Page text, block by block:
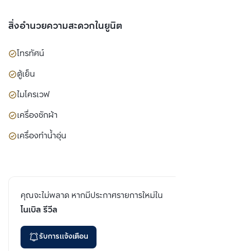
สิ่งอำนวยความสะดวกในยูนิต
โทรทัศน์
ตู้เย็น
ไมโครเวฟ
เครื่องซักผ้า
เครื่องทำน้ำอุ่น
คุณจะไม่พลาด หากมีประกาศรายการใหม่ใน
โนเบิล รีวีล
รับการแจ้งเตือน